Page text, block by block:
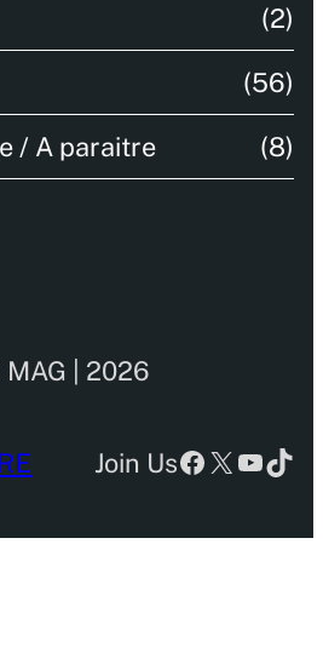
(2)
(56)
/ A paraitre (8)
MAG | 2026
Join UsFacebook
X